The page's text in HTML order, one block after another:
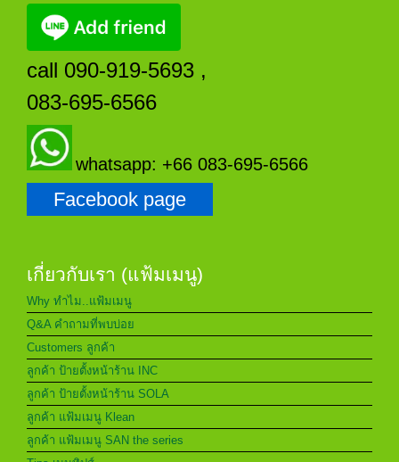
call 090-919-5693 ,
083-695-6566
whatsapp: +66 083-695-6566
Facebook page
เกี่ยวกับเรา (แฟ้มเมนู)
Why ทำไม..แฟ้มเมนู
Q&A คำถามที่พบบ่อย
Customers ลูกค้า
ลูกค้า ป้ายตั้งหน้าร้าน INC
ลูกค้า ป้ายตั้งหน้าร้าน SOLA
ลูกค้า แฟ้มเมนู Klean
ลูกค้า แฟ้มเมนู SAN the series